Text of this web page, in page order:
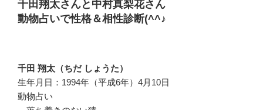
千田翔太さんと中村真梨花さん
動物占いで性格＆相性診断(^^♪
千田 翔太（ちだ しょうた）
生年月日：1994年（平成6年）4月10日
動物占い